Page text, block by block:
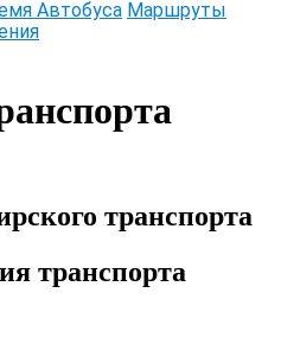
Автобуса Маршруты
транспорта
транспорта